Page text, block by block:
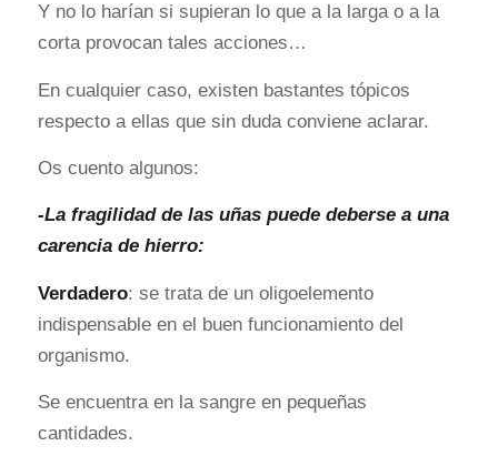
Y no lo harían si supieran lo que a la larga o a la
corta provocan tales acciones…
En cualquier caso, existen bastantes tópicos
respecto a ellas que sin duda conviene aclarar.
Os cuento algunos:
-La fragilidad de las uñas puede deberse a una
carencia de hierro:
Verdadero: se trata de un oligoelemento
indispensable en el buen funcionamiento del
organismo.
Se encuentra en la sangre en pequeñas
cantidades.